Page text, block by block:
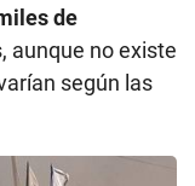
de
aunque no existe
según las